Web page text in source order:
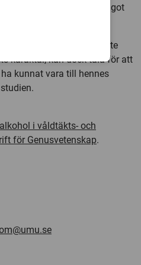
att det inte finns något
som de ändå inte
karaktär, kan dock tala för att
kunnat vara till hennes
i våldtäkts- och
för Genusvetenskap.